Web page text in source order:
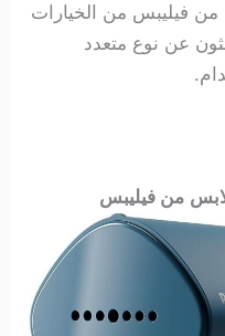
من فيليبس من الخيارات
عن نوع متعدد
من فيليبس